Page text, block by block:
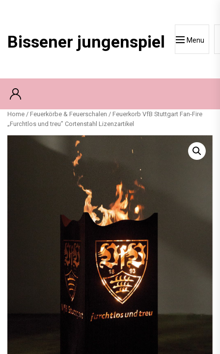
Bissener jungenspiel Menu
Home / Feuerkörbe & Feuerschalen / Feuerkorb VfB Stuttgart Fan-Fire
„Furchtlos und treu” Cortenstahl Lizenzartikel